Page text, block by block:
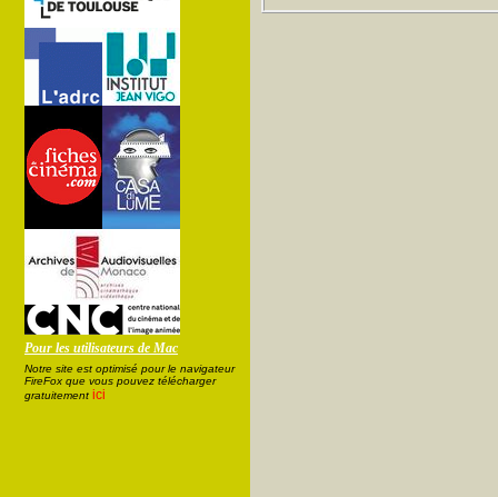
Pour les utilisateurs de Mac
Notre site est optimisé pour le navigateur
FireFox que vous pouvez télécharger
gratuitement ici